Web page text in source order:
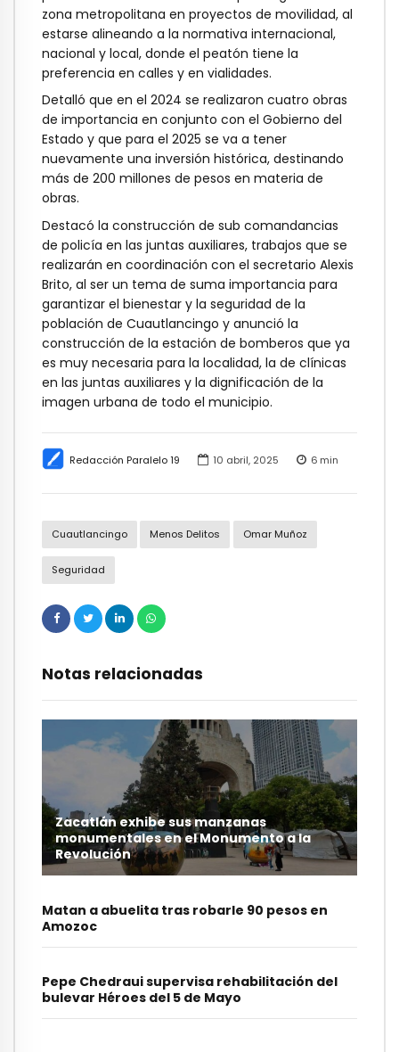
Redacción Paralelo 19 10 abril, 2025 6 min
Cuautlancingo Menos Delitos Omar Muñoz
Seguridad
Notas relacionadas
Zacatlán exhibe sus manzanas
monumentales en el Monumento a la
Revolución
Matan a abuelita tras robarle 90 pesos en
Amozoc
Pepe Chedraui supervisa rehabilitación del
bulevar Héroes del 5 de Mayo
zona metropolitana en proyectos de movilidad, al
estarse alineando a la normativa internacional,
nacional y local, donde el peatón tiene la
preferencia en calles y en vialidades.
Detalló que en el 2024 se realizaron cuatro obras
de importancia en conjunto con el Gobierno del
Estado y que para el 2025 se va a tener
nuevamente una inversión histórica, destinando
más de 200 millones de pesos en materia de
obras.
Destacó la construcción de sub comandancias
de policía en las juntas auxiliares, trabajos que se
realizarán en coordinación con el secretario Alexis
Brito, al ser un tema de suma importancia para
garantizar el bienestar y la seguridad de la
población de Cuautlancingo y anunció la
construcción de la estación de bomberos que ya
es muy necesaria para la localidad, la de clínicas
en las juntas auxiliares y la dignificación de la
imagen urbana de todo el municipio.